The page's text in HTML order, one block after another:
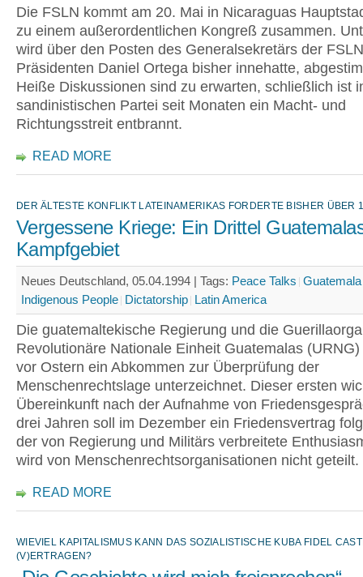
Die FSLN kommt am 20. Mai in Nicaraguas
zu einem außerordentlichen Kongreß zusammen.
wird über den Posten des Generalsekretärs der
Präsidenten Daniel Ortega bisher innehatte,
Heiße Diskussionen sind zu erwarten, schließlich ist
sandinistischen Partei seit Monaten ein Macht- und
Richtungsstreit entbrannt.
READ MORE
DER ÄLTESTE KONFLIKT LATEINAMERIKAS FORDERTE BISHER ÜBER
Vergessene Kriege: Ein Drittel
Kampfgebiet
Neues Deutschland, 05.04.1994 | Tags: Peace Talks Guatemala
Indigenous People Dictatorship Latin America
Die guatemaltekische Regierung und die
Revolutionäre Nationale Einheit Guatemalas
vor Ostern ein Abkommen zur Überprüfung der
Menschenrechtslage unterzeichnet. Dieser ersten
Übereinkunft nach der Aufnahme von
drei Jahren soll im Dezember ein Friedensvertrag
der von Regierung und Militärs verbreitete
wird von Menschenrechtsorganisationen nicht geteilt.
READ MORE
WIEVIEL KAPITALISMUS KANN DAS SOZIALISTISCHE KUBA FIDEL
(V)ERTRAGEN?